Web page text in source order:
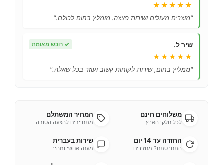
★★★★★
"מוצרים מעולים ושירות פצצה. מומלץ בחום לכולם."
שיר ל. ✓ רוכש מאומת
★★★★★
"ממליץ בחום, שירות לקוחות קשוב ועוזר בכל שאלה."
משלוחים חינם
לכל חלקי הארץ
המחיר המשתלם
מתחייבים להצעה הטובה
החזרה עד 14 יום
התחרטתם? מחזירים
שירות בעברית
מענה אנושי ומהיר